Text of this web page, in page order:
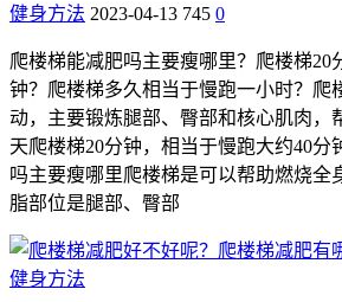
健身方法 2023-04-13 745 0
爬楼梯能减肥吗主要瘦哪里？爬楼梯20
钟？爬楼梯多久相当于慢跑一小时？爬
动，主要锻炼腿部、臀部和核心肌肉，
天爬楼梯20分钟，相当于慢跑大约40分
吗主要瘦哪里爬楼梯是可以帮助燃烧全
脂部位是腿部、臀部
健身方法